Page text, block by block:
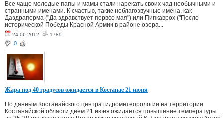
Все чаще молодые папы и мамы стали нарекать своих чад необычными и
странными именами. К счастью, такие неблагозвучные имена, как
Даздраперма ("Да здравствует первое мая") или Пипкаврох ("После
исторической Победы Красной Армии в районе озера...
24.06.2012 1789
0
Жара под 40 градусов ожидается в Костанае 21 июня
По данным Костанайского центра гидрометеорологии на территории
Костанайской области днем 21 июня ожидается повышение температуры